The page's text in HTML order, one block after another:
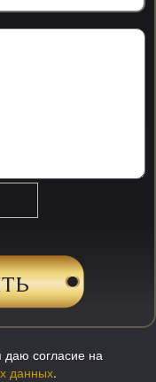
согласие на
данных.